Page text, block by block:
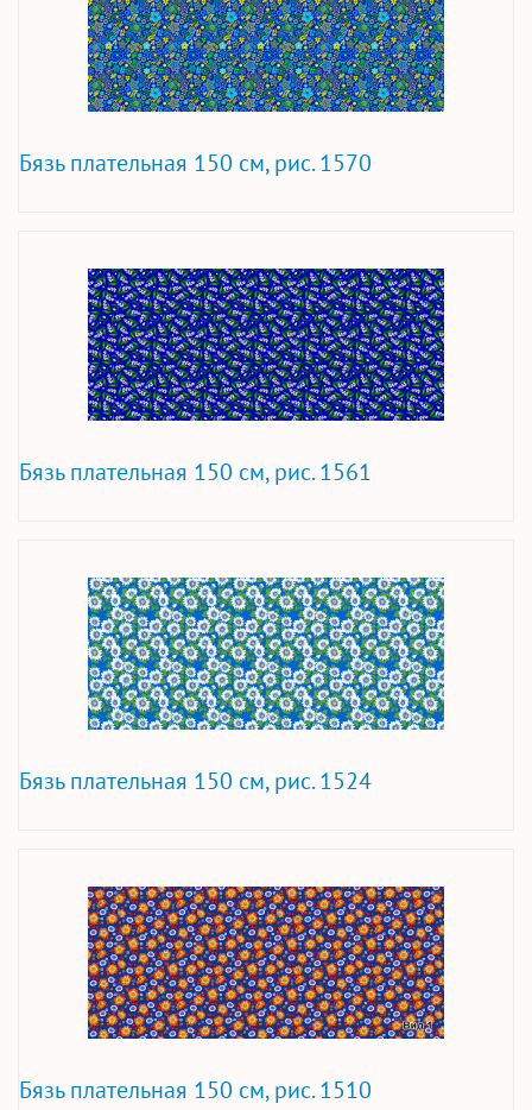
Бязь плательная 150 см, рис. 1570
Бязь плательная 150 см, рис. 1561
Бязь плательная 150 см, рис. 1524
Бязь плательная 150 см, рис. 1510